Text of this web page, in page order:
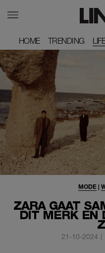
HOME
HOME TRENDING
TRENDING
ZARA GAAT
DÍT MERK EN
MODE |
21-10-2024 |